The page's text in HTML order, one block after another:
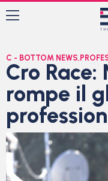
C - BOTTOM NEWS,
Cro Race:
rompe il